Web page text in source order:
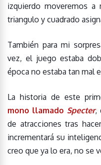
izquierdo moveremos
triangulo y cuadrado
También para mi
vez, el juego estaba
época no estaba tan mal
La historia de este
mono llamado Specter,
de atracciones tras
incrementará su
creo que ya lo era, no se